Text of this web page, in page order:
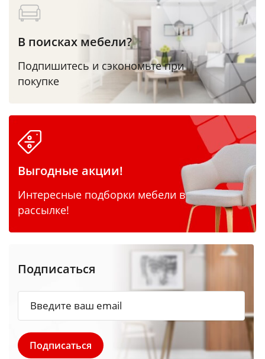
В поисках мебели?
Подпишитесь и сэкономьте при
покупке
Выгодные акции!
Интересные подборки мебели в
рассылке!
Подписаться